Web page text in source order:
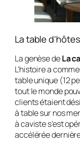
La table d’hôtes
La genèse deLa
L’histoire a
table unique (12
tout le monde
clients étaient
à table sur nos
à caviste s’est
accélérée